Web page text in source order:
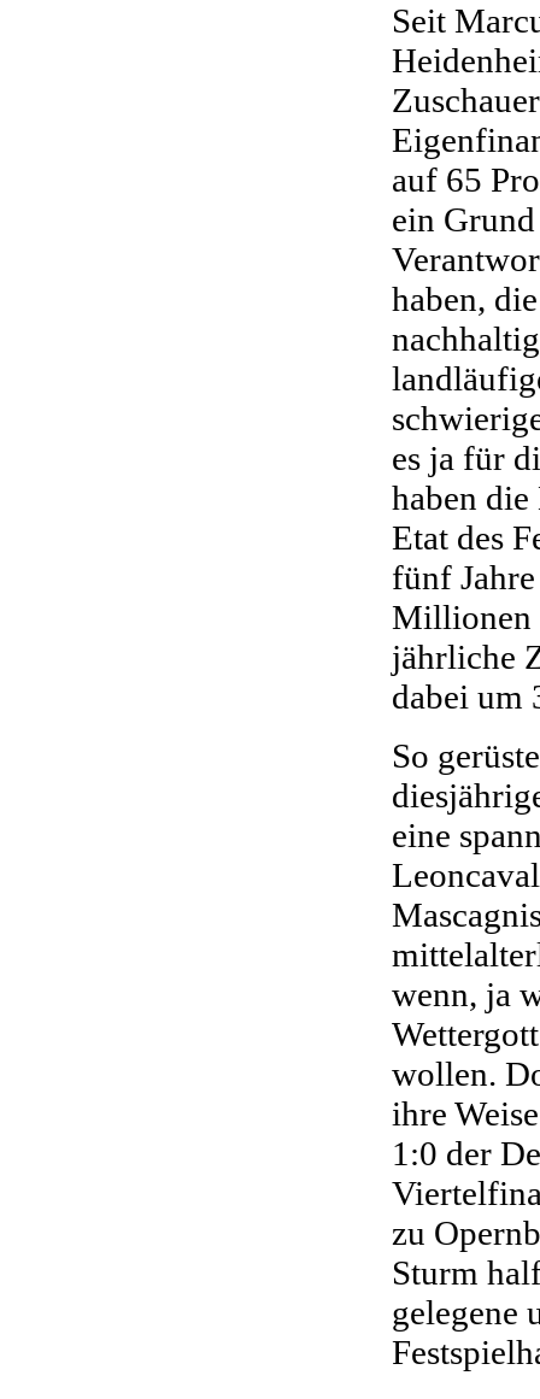
Seit
auf 65
ein
haben,
es ja für
haben
Etat des
fünf
Millionen
jährliche
dabei um
So
eine
wenn, ja
wollen.
ihre
1:0 der
zu
Sturm
gelegene